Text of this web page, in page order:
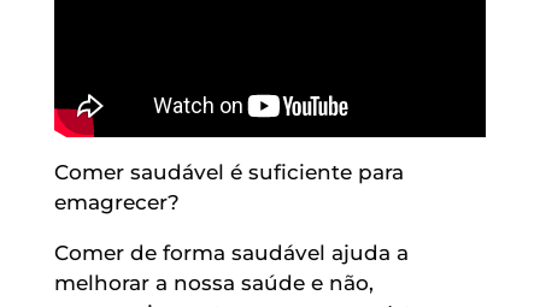
Comer saudável é suficiente para
emagrecer?
Comer de forma saudável ajuda a
melhorar a nossa saúde e não,